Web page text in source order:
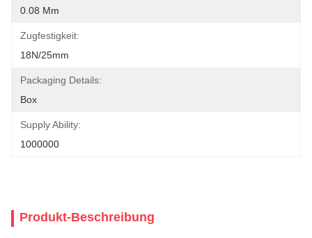
0.08 Mm
Zugfestigkeit:
18N/25mm
Packaging Details:
Box
Supply Ability:
1000000
Produkt-Beschreibung